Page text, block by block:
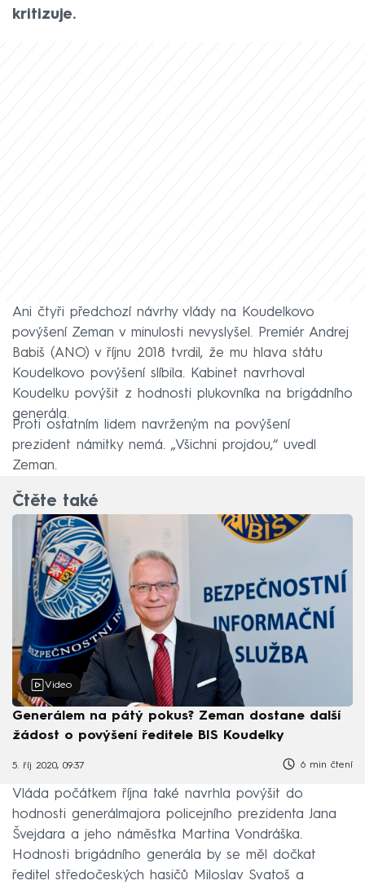
kritizuje.
Ani čtyři předchozí návrhy vlády na Koudelkovo
povýšení Zeman v minulosti nevyslyšel. Premiér Andrej
Babiš (ANO) v říjnu 2018 tvrdil, že mu hlava státu
Koudelkovo povýšení slíbila. Kabinet navrhoval
Koudelku povýšit z hodnosti plukovníka na brigádního
generála.
Proti ostatním lidem navrženým na povýšení
prezident námitky nemá. „Všichni projdou,“ uvedl
Zeman.
Čtěte také
Video
Generálem na pátý pokus? Zeman dostane další
žádost o povýšení ředitele BIS Koudelky
5. říj 2020, 09:37 6 min čtení
Vláda počátkem října také navrhla povýšit do
hodnosti generálmajora policejního prezidenta Jana
Švejdara a jeho náměstka Martina Vondráška.
Hodnosti brigádního generála by se měl dočkat
ředitel středočeských hasičů Miloslav Svatoš a